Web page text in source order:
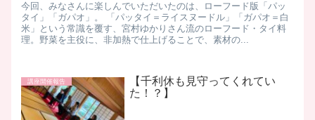
今回、みなさんに楽しんでいただいたのは、ローフード版「パッ
タイ」「ガパオ」。 「パッタイ＝ライスヌードル」「ガパオ＝白
米」という常識を覆す、宮村ゆかりさん流のローフード・タイ料
理。野菜を主役に、非加熱で仕上げることで、素材の...
講座開催報告
【千利休も見守ってくれてい
た！？】